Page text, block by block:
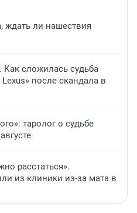
ждать ли нашествия
Как сложилась судьба
после скандала в
таролог о судьбе
расстаться».
из клиники из-за мата в